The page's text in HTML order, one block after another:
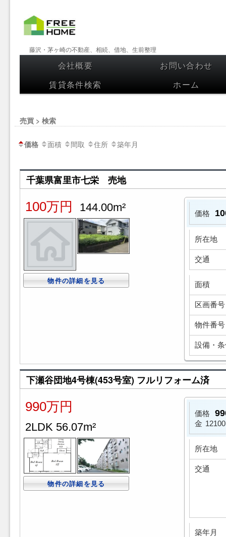
【フリー
ホーム】
藤沢・茅
ヶ崎の不
動産、相
続、借
地、生前
整理
藤沢・茅ヶ崎の不動産、相続、借地、生前整理
コンテンツへスキップ
会社概要
お問い合わせ
賃貸条件検索
ホーム
売買 > 検索
価格 面積 間取 住所 築年月
千葉県富里市七栄 売地
100万円 144.00m²
物件の詳細を見る
価格
所在地
交通
面積
区画番号
物件番号
設備・
下瀬谷団地4号棟(453号室) フルリフォーム済
990万円
2LDK 56.07m²
物件の詳細を見る
価格
金
所在地
交通
築年月